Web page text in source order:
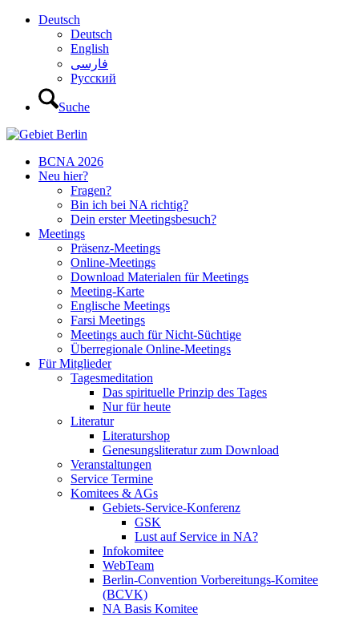
Deutsch
Deutsch
English
فارسی
Русский
Suche
BCNA 2026
Neu hier?
Fragen?
Bin ich bei NA richtig?
Dein erster Meetingsbesuch?
Meetings
Präsenz-Meetings
Online-Meetings
Download Materialen für Meetings
Meeting-Karte
Englische Meetings
Farsi Meetings
Meetings auch für Nicht-Süchtige
Überregionale Online-Meetings
Für Mitglieder
Tagesmeditation
Das spirituelle Prinzip des Tages
Nur für heute
Literatur
Literaturshop
Genesungsliteratur zum Download
Veranstaltungen
Service Termine
Komitees & AGs
Gebiets-Service-Konferenz
GSK
Lust auf Service in NA?
Infokomitee
WebTeam
Berlin-Convention Vorbereitungs-Komitee
(BCVK)
NA Basis Komitee